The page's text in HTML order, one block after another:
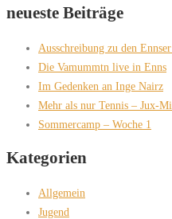
neueste Beiträge
Ausschreibung zu den
Die Vamummtn live in Enns
Im Gedenken an Inge Nairz
Mehr als nur Tennis – Jux-
Sommercamp – Woche 1
Kategorien
Allgemein
Jugend